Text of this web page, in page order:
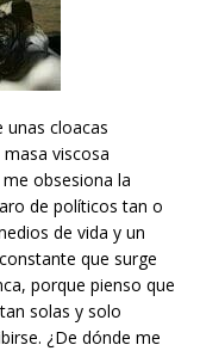
unas cloacas
viscosa
obsesiona la
de políticos tan o
de vida y un
que surge
porque pienso que
solas y solo
¿De dónde me